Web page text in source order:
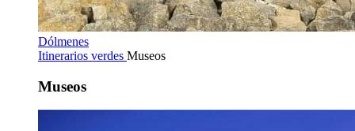
Dólmenes
Itinerarios verdes Museos
Museos